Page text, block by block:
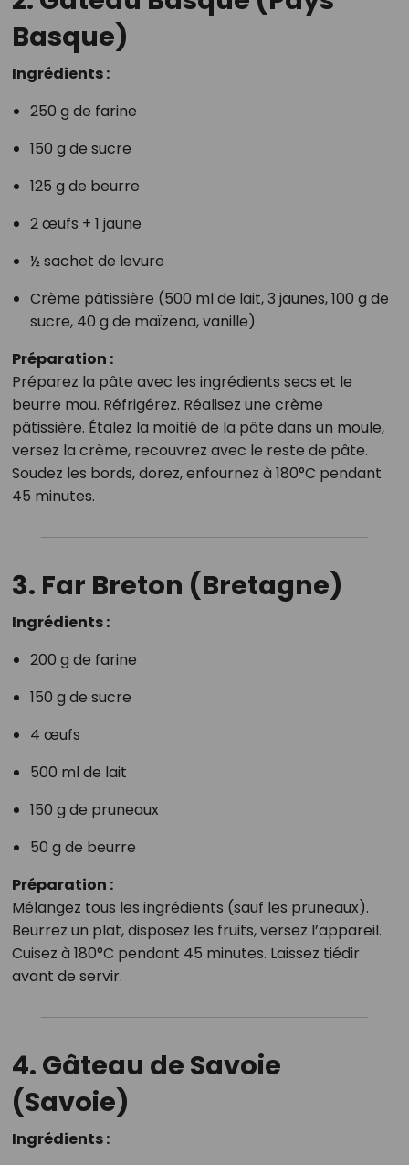
Basque)
Ingrédients :
250 g de farine
150 g de sucre
125 g de beurre
2 œufs + 1 jaune
½ sachet de levure
Crème pâtissière (500 ml de lait, 3 jaunes, 100 g de
sucre, 40 g de maïzena, vanille)
Préparation :
Préparez la pâte avec les ingrédients secs et le
beurre mou. Réfrigérez. Réalisez une crème
pâtissière. Étalez la moitié de la pâte dans un moule,
versez la crème, recouvrez avec le reste de pâte.
Soudez les bords, dorez, enfournez à 180°C pendant
45 minutes.
3. Far Breton (Bretagne)
Ingrédients :
200 g de farine
150 g de sucre
4 œufs
500 ml de lait
150 g de pruneaux
50 g de beurre
Préparation :
Mélangez tous les ingrédients (sauf les pruneaux).
Beurrez un plat, disposez les fruits, versez l’appareil.
Cuisez à 180°C pendant 45 minutes. Laissez tiédir
avant de servir.
4. Gâteau de Savoie
(Savoie)
Ingrédients :